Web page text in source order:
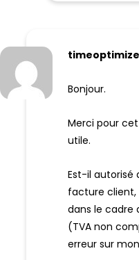
Bonjour.
Merci pour
utile.
Est-il autorisé
facture client,
dans le cadre
(TVA non
erreur sur